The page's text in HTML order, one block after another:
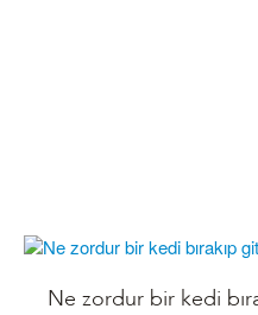
Ne zordur bir kedi